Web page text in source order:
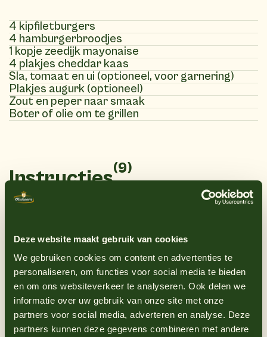
Deze website maakt gebruik van cookies
We gebruiken cookies om content en advertenties te
personaliseren, om functies voor social media te bieden
en om ons websiteverkeer te analyseren. Ook delen we
informatie over uw gebruik van onze site met onze
partners voor social media, adverteren en analyse. Deze
partners kunnen deze gegevens combineren met andere
4 kipfiletburgers
4 hamburgerbroodjes
1 kopje zeedijk mayonaise
4 plakjes cheddar kaas
Sla, tomaat en ui (optioneel, voor garnering)
Plakjes augurk (optioneel)
Zout en peper naar smaak
Boter of olie om te grillen
Instructies(9)
middelhoog vuur.
2
Bestrooi de kipfiletburgers met zout en
peper naar smaak.
3
Gril de kipfiletburgers ongeveer 4-5
minuten aan elke kant, of totdat ze volledig
gaar zijn en geen roze vlees meer hebben